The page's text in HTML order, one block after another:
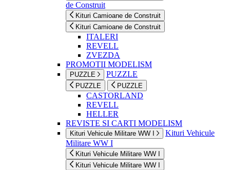
de Construit
Kituri Camioane de Construit
Kituri Camioane de Construit
ITALERI
REVELL
ZVEZDA
PROMOTII MODELISM
PUZZLE PUZZLE
PUZZLE PUZZLE
CASTORLAND
REVELL
HELLER
REVISTE SI CARTI MODELISM
Kituri Vehicule Militare WW I
Kituri Vehicule
Militare WW I
Kituri Vehicule Militare WW I
Kituri Vehicule Militare WW I